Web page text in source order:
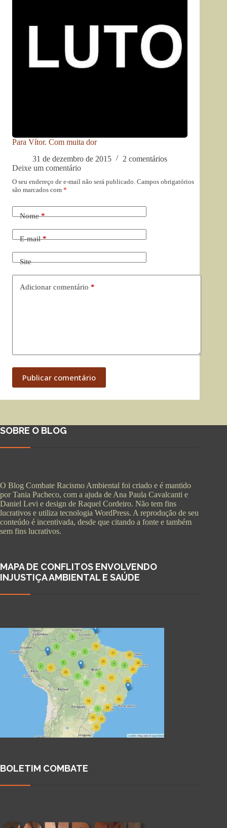
Para Vítor. Com muita dor
31 de dezembro de 2015
2 comentários
Deixe um comentário
O seu endereço de e-mail não será publicado. Campos obrigatórios
são marcados com *
Nome*
E-mail*
Site
Adicionar comentário *
Publicar comentário
SOBRE O BLOG
O Blog Combate Racismo Ambiental foi criado e é mantido
por Tania Pacheco, com a ajuda de Ana Paula Cavalcanti e
Daniel Levi e design de Raquel Cordeiro. Não tem fins
lucrativos e utiliza tecnologia WordPress. A reprodução de seu
conteúdo é incentivada, desde que citando a fonte e também
sem fins lucrativos.
MAPA DE CONFLITOS ENVOLVENDO
INJUSTIÇA AMBIENTAL E SAÚDE
BOLETIM COMBATE